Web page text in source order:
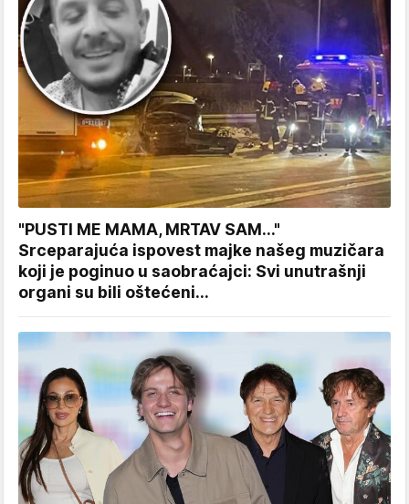
"PUSTI ME MAMA, MRTAV SAM..."
Srceparajuća ispovest majke našeg muzičara
koji je poginuo u saobraćajci: Svi unutrašnji
organi su bili oštećeni...